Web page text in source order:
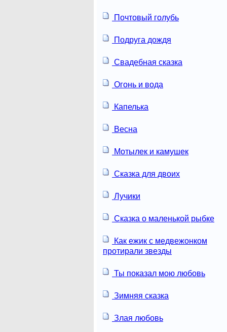
Почтовый голубь
Подруга дождя
Свадебная сказка
Огонь и вода
Капелька
Весна
Мотылек и камушек
Сказка для двоих
Лучики
Сказка о маленькой рыбке
Как ежик с медвежонком
протирали звезды
Ты показал мою любовь
Зимняя сказка
Злая любовь